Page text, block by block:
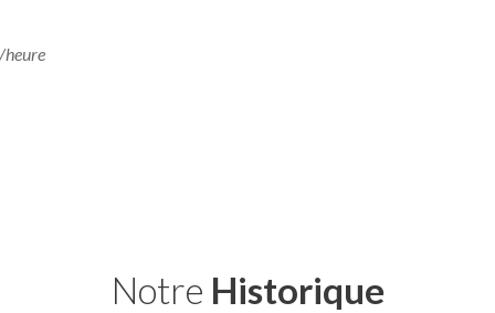
heure
Notre Historique